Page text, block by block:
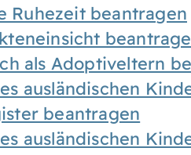
Ruhezeit beantragen
als Adoptiveltern
ausländischen
beantragen
ausländischen